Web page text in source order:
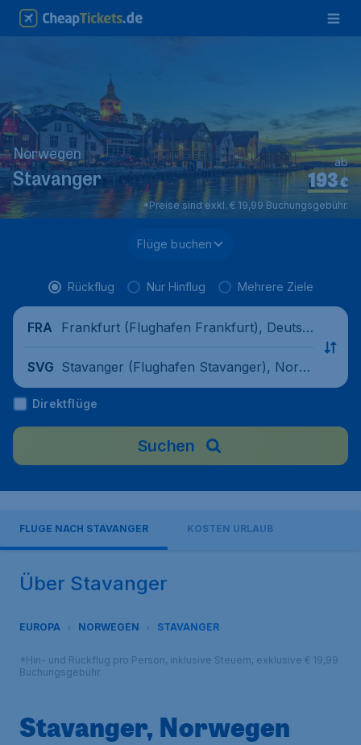
Norwegen
Stavanger €
193
ab
*Preise sind exkl. € 19,99 Buchungsgebühr.
Flüge buchen
Rückflug Nur Hinflug Mehrere Ziele
FRA
Frankfurt (Flughafen Frankfurt), Deutsc
SVG Stavanger (Flughafen Stavanger), Norw
egen
Direktflüge
Suchen
FLÜGE NACH STAVANGER KOSTEN URLAUB
Über Stavanger
EUROPA NORWEGEN STAVANGER
*Hin- und Rückflug pro Person, inklusive Steuern, exklusive € 19,99
Buchungsgebühr.
Stavanger, Norwegen